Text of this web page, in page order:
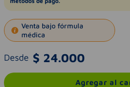
Venta bajo fórmula
médica
Desde $ 24.000
Agregar al